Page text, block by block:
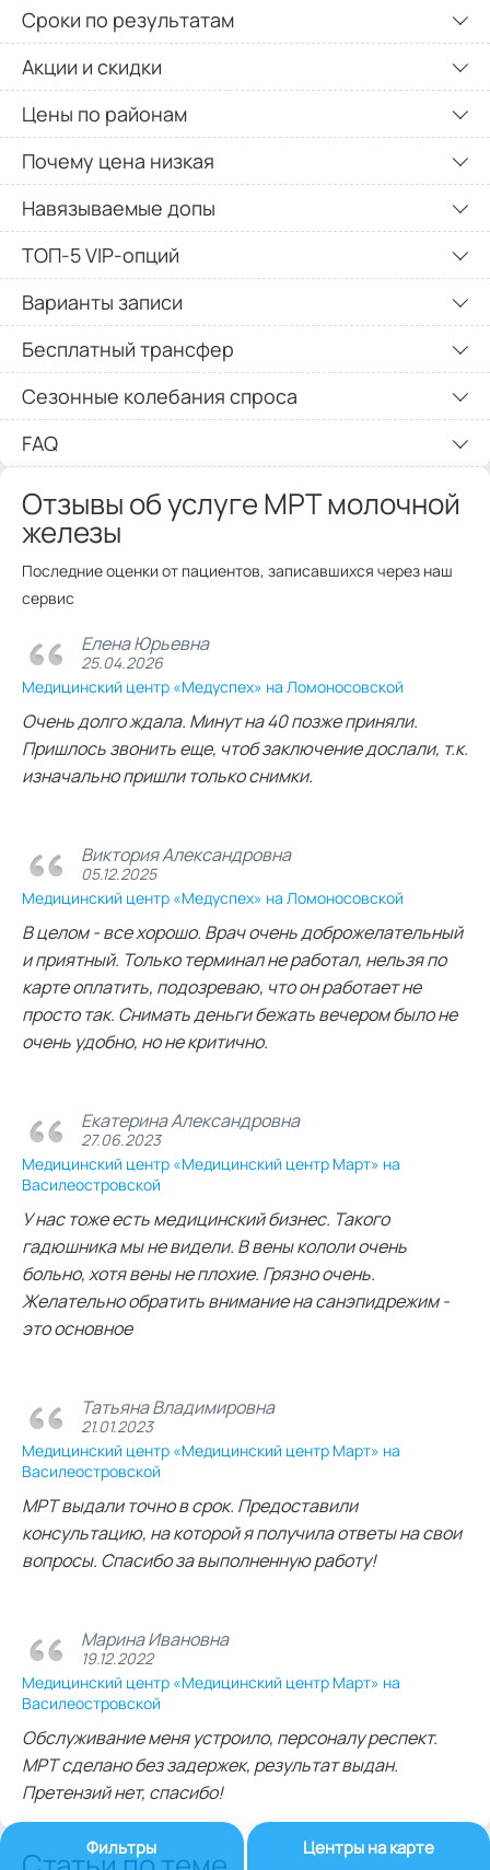
Фильтры Центры на карте
Сроки по результатам
Акции и скидки
Цены по районам
Почему цена низкая
Навязываемые допы
ТОП-5 VIP-опций
Варианты записи
Бесплатный трансфер
Сезонные колебания спроса
FAQ
Отзывы об услуге МРТ молочной
железы
Последние оценки от пациентов, записавшихся через наш
сервис
Елена Юрьевна
25.04.2026
Медицинский центр «Медуспех» на Ломоносовской
Очень долго ждала. Минут на 40 позже приняли.
Пришлось звонить еще, чтоб заключение дослали, т.к.
изначально пришли только снимки.
Виктория Александровна
05.12.2025
Медицинский центр «Медуспех» на Ломоносовской
В целом - все хорошо. Врач очень доброжелательный
и приятный. Только терминал не работал, нельзя по
карте оплатить, подозреваю, что он работает не
просто так. Снимать деньги бежать вечером было не
очень удобно, но не критично.
Екатерина Александровна
27.06.2023
Медицинский центр «Медицинский центр Март» на
Василеостровской
У нас тоже есть медицинский бизнес. Такого
гадюшника мы не видели. В вены кололи очень
больно, хотя вены не плохие. Грязно очень.
Желательно обратить внимание на санэпидрежим -
это основное
Татьяна Владимировна
21.01.2023
Медицинский центр «Медицинский центр Март» на
Василеостровской
МРТ выдали точно в срок. Предоставили
консультацию, на которой я получила ответы на свои
вопросы. Спасибо за выполненную работу!
Марина Ивановна
19.12.2022
Медицинский центр «Медицинский центр Март» на
Василеостровской
Обслуживание меня устроило, персоналу респект.
МРТ сделано без задержек, результат выдан.
Претензий нет, спасибо!